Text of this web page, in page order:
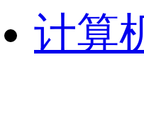
计算